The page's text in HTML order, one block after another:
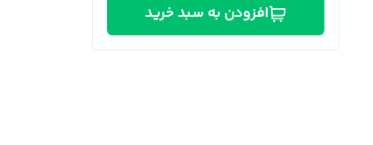
افزودن به سبد خرید